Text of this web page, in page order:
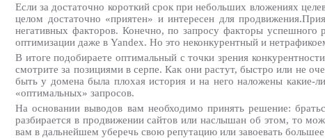
Если за достаточно короткий срок при небольших вложениях
целом достаточно «приятен» и интересен для
негативных факторов. Конечно, по запросу факторы успешного
оптимизации даже в Yandex. Но это неконкурентный и
В итоге подобираете оптимальный с точки зрения
смотрите за позициями в серпе. Как они растут, быстро или не
быть у домена была плохая история и на него наложены какие-
«оптимальных» запросов.
На основании выводов вам необходимо принять решение:
разбирается в продвижении сайтов или наслышан об этом, то
вам в дальнейшем уберечь свою репутацию или завоевать